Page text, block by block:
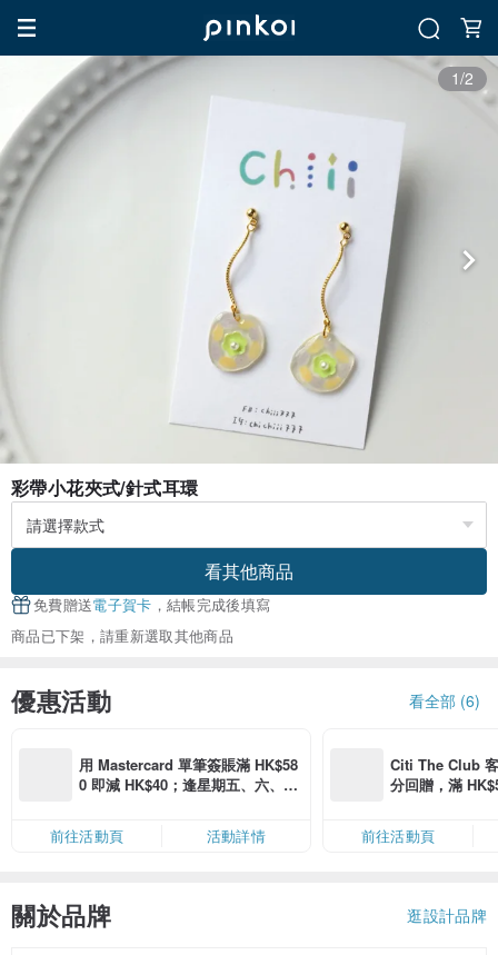
1/2
彩帶小花夾式/針式耳環
看其他商品
免費贈送電子賀卡 ，結帳完成後填寫
商品已下架，請重新選取其他商品
優惠活動 看全部 (6)
用 Mastercard 單筆簽賬滿 HK$58
0 即減 HK$40；逢星期五、六、日
限，額滿即止，僅限「常用信用
卡」結帳）
前往活動頁 活動詳情
Citi The Club
分回贈，滿
前往活動頁
關於品牌 逛設計品牌